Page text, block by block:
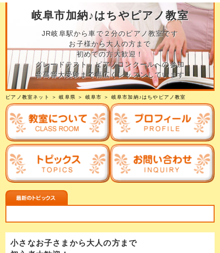
岐阜市加納♪はちやピアノ教室
JR岐阜駅から車で２分のピアノ教室です
お子様から大人の方まで
初めての方大歓迎！
グレードテスト、ピアノコンクールへの参加
音高音大受験まで幅広くレッスンしています
ピアノ教室ネット ＞岐阜県 ＞ 岐阜市 ＞ 岐阜市加納♪はちやピアノ教室
小さなお子さまから大人の方まで